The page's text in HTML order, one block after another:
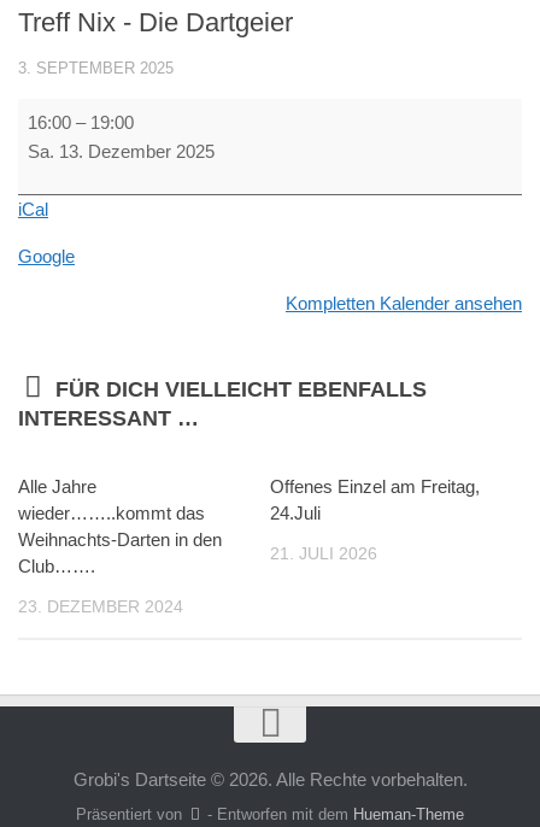
Treff Nix - Die Dartgeier
3. SEPTEMBER 2025
Treff
Nix
Die
16:00 – 19:00
Sa. 13. Dezember 2025
iCal
Google
Kompletten Kalender ansehen
FÜR DICH VIELLEICHT EBENFALLS
INTERESSANT …
Alle Jahre
wieder……..kommt das
Weihnachts-Darten in den
Club…….
23. DEZEMBER 2024
Offenes Einzel am Freitag,
24.Juli
21. JULI 2026
Grobi's Dartseite © 2026. Alle Rechte vorbehalten.
Präsentiert von - Entworfen mit dem Hueman-Theme